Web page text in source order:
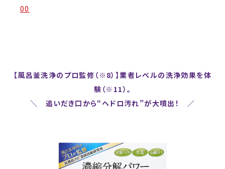
00
【風呂釜洗浄のプロ監修（※8）】業者レベルの洗浄効果を体
験（※11）。
＼ 追いだき口から“ヘドロ汚れ”が大噴出！ ／